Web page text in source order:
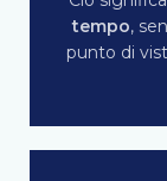
tempo,
punto di